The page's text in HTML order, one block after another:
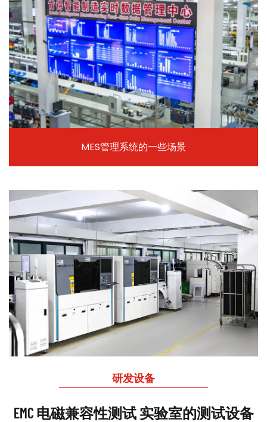
MES管理系统的一些场景
研发设备
EMC 电磁兼容性测试 实验室的测试设备